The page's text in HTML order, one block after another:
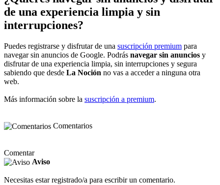
de una experiencia limpia y sin
interrupciones?
Puedes registrarse y disfrutar de una suscripción premium para
navegar sin anuncios de Google. Podrás navegar sin anuncios y
disfrutar de una experiencia limpia, sin interrupciones y segura
sabiendo que desde La Noción no vas a acceder a ninguna otra
web.
Más información sobre la suscripción a premium.
Comentarios
Comentar
Aviso
Necesitas estar registrado/a para escribir un comentario.